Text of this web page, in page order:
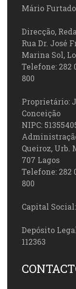
Mário
Direcção,
Rua Dr. José
Marina Sol,
Telefone: 282
800
Proprietário:
Conceição
NIPC:
Queiroz, Urb.
707 Lagos
Telefone: 282
800
Capital
Depósito
112363